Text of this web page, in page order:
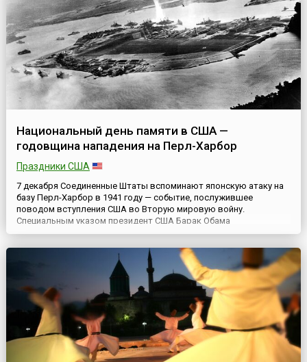
Национальный день памяти в США —
годовщина нападения на Перл-Харбор
Праздники США
7 декабря Соединенные Штаты вспоминают японскую атаку на
базу Перл-Харбор в 1941 году — событие, послужившее
поводом вступления США во Вторую мировую войну.
Специальным указом президент США Барак Обама
провозгласил этот день Национальным днем памяти (англ.
мировой войны 7 декабря 1941 года Перл-Харбор, крупнейшая
военно-морская база США в...